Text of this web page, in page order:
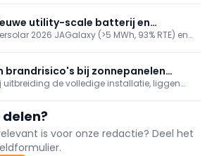
en Bourgoyen volgt; samen 615 extra
sportinfrastructuur.
utility-scale batterij en
2026 JAGalaxy (>5 MWh, 93% RTE) en
Belgische installateurs.
brandrisico's bij zonnepanelen
uitbreiding de volledige installatie, liggen
rendement van een pv-installatie
is voor onze redactie? Deel het